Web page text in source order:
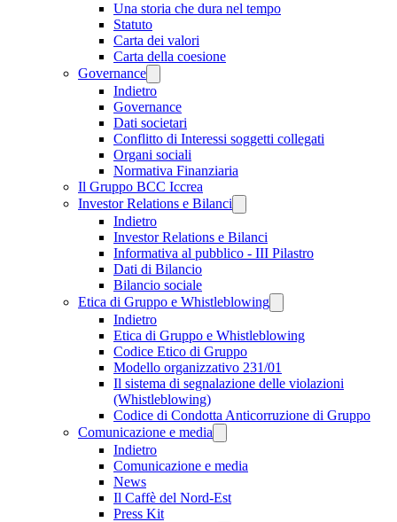
Una storia che dura nel tempo
Statuto
Carta dei valori
Carta della coesione
Governance
Indietro
Governance
Dati societari
Conflitto di Interessi soggetti collegati
Organi sociali
Normativa Finanziaria
Il Gruppo BCC Iccrea
Investor Relations e Bilanci
Indietro
Investor Relations e Bilanci
Informativa al pubblico - III Pilastro
Dati di Bilancio
Bilancio sociale
Etica di Gruppo e Whistleblowing
Indietro
Etica di Gruppo e Whistleblowing
Codice Etico di Gruppo
Modello organizzativo 231/01
Il sistema di segnalazione delle violazioni
(Whistleblowing)
Codice di Condotta Anticorruzione di Gruppo
Comunicazione e media
Indietro
Comunicazione e media
News
Il Caffè del Nord-Est
Press Kit